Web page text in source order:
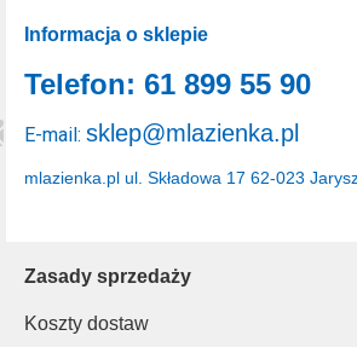
Zasady sprzedaży
Koszty dostaw
Informacja o sklepie
mlazienka.pl ul. Składowa 17 62-023
Telefon: 61 899 55 90
E-mail: sklep@mlazienka.pl